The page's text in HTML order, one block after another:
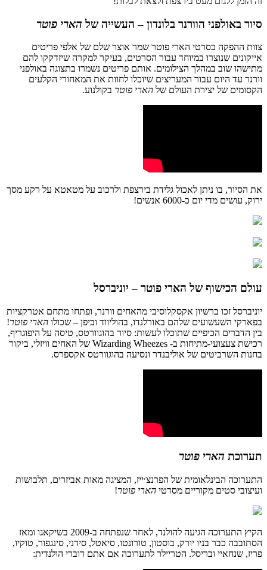
סיור באולפני הוורנר בלונדון – העשייה של הארי פוטר
צוות ההפקה בסרטי הארי פוטר שמר אוצר שלם של אלפי פריטים
אייקונים שנוצרו במיוחד עבור הסרטים, בעיקר למקרה שיזדקקו להם
מתישהו שוב במהלך הצילומים. אותם פריטים נשמרו בתצוגה באולפני
וורנר עד היום עבור המעריצים שיוכלו לחוות את המאחורי הקלעים
הקסומים של יצירת העולם של הארי פוטר בקולנוע.
את הסיור, בו ניתן לאכול גלידת בירצפת ולרכוב על מטאטא על רקע מסך
ירוק, עושים מדי יום כ-6000 אנשים!
עולם הכישוף של הארי פוטר – יוניברסל
יוניברסל זכו ברשיון אקסקלוסיבי מהאחים וורנר, ופתחו מתחם אטרקציות
בפארקי השעשועים שלהם באורלנדו, בהוליווד וביפן – שכולו הארי פוטר!
בין הדברים הכיפיים שתוכלו לעשות: סיור בהוגוורטס, טיסה על היפוגריף,
רכישת צעצועי-מתיחות ב- Wizarding Wheezes של האחים וויזלי,
ביקור
בחנות השרביטים של אוליבנדר ונסיעה בהוגוורטס אקספרס.
תערוכת הארי פוטר
התערוכה הבינלאומית של הפרנצ׳ייז, המציגה מאות אביזרים, תלבושות
ועיצובי סטים מקוריים מסרטי הארי פוטר!
הקיץ התערוכה הגיעה להולנד, לאחר שנפתחה ב-2009 בשיקאגו ומאז
הסתובבה כבר בניו יורק, בוסטון, טורונטו, סיאטל, סידני, סינגפור, טוקיו,
פריז, שנחאיי ובריסל. הטריילר לתערוכה אם אתם דוברי הולנדית: